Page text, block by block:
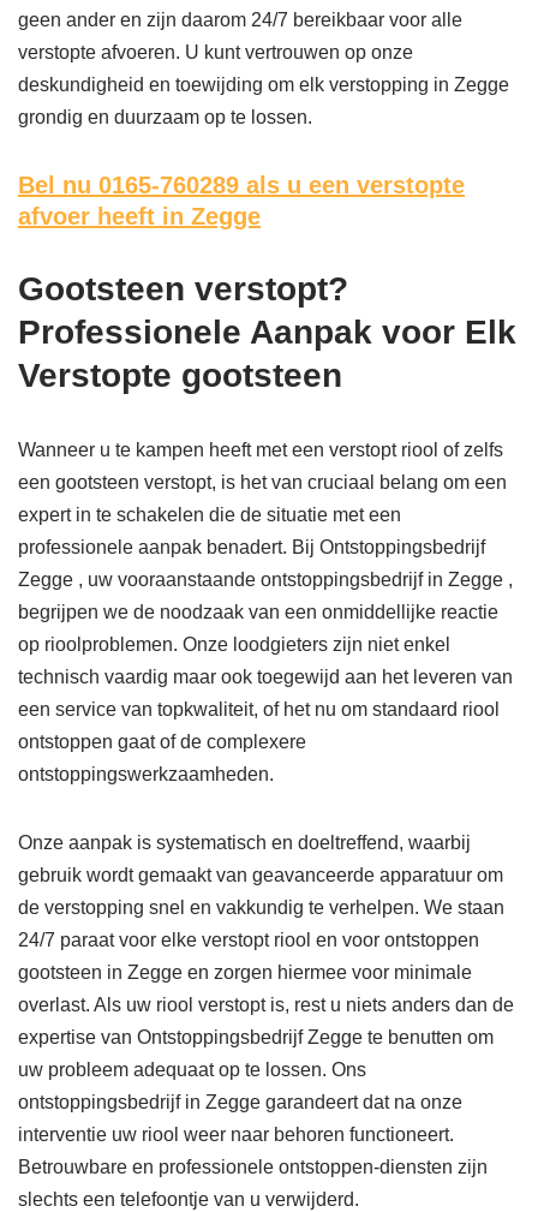
geen ander en zijn daarom 24/7 bereikbaar voor alle
verstopte afvoeren. U kunt vertrouwen op onze
deskundigheid en toewijding om elk verstopping in Zegge
grondig en duurzaam op te lossen.
Bel nu 0165-760289 als u een verstopte
afvoer heeft in Zegge
Gootsteen verstopt?
Professionele Aanpak voor Elk
Verstopte gootsteen
Wanneer u te kampen heeft met een verstopt riool of zelfs
een gootsteen verstopt, is het van cruciaal belang om een
expert in te schakelen die de situatie met een
professionele aanpak benadert. Bij Ontstoppingsbedrijf
Zegge , uw vooraanstaande ontstoppingsbedrijf in Zegge ,
begrijpen we de noodzaak van een onmiddellijke reactie
op rioolproblemen. Onze loodgieters zijn niet enkel
technisch vaardig maar ook toegewijd aan het leveren van
een service van topkwaliteit, of het nu om standaard riool
ontstoppen gaat of de complexere
ontstoppingswerkzaamheden.
Onze aanpak is systematisch en doeltreffend, waarbij
gebruik wordt gemaakt van geavanceerde apparatuur om
de verstopping snel en vakkundig te verhelpen. We staan
24/7 paraat voor elke verstopt riool en voor ontstoppen
gootsteen in Zegge en zorgen hiermee voor minimale
overlast. Als uw riool verstopt is, rest u niets anders dan de
expertise van Ontstoppingsbedrijf Zegge te benutten om
uw probleem adequaat op te lossen. Ons
ontstoppingsbedrijf in Zegge garandeert dat na onze
interventie uw riool weer naar behoren functioneert.
Betrouwbare en professionele ontstoppen-diensten zijn
slechts een telefoontje van u verwijderd.